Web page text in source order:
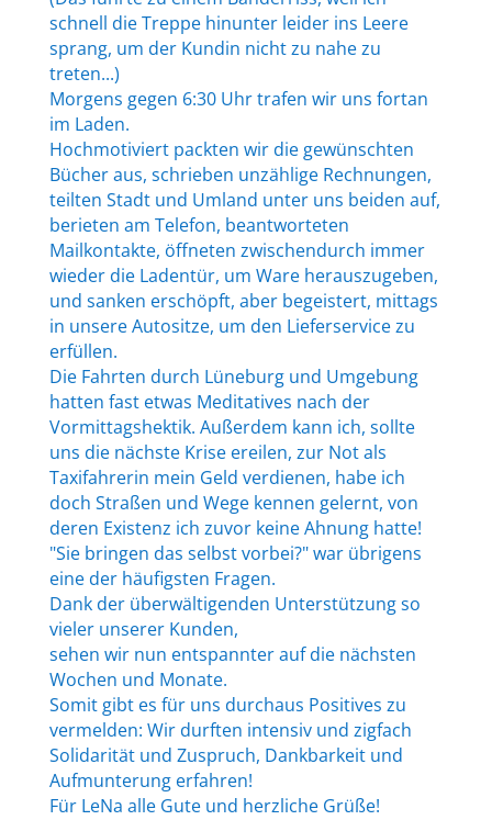
schnell die Treppe hinunter leider ins Leere
sprang, um der Kundin nicht zu nahe zu
treten...)
Morgens gegen 6:30 Uhr trafen wir uns fortan
im Laden.
Hochmotiviert packten wir die gewünschten
Bücher aus, schrieben unzählige Rechnungen,
teilten Stadt und Umland unter uns beiden auf,
berieten am Telefon, beantworteten
Mailkontakte, öffneten zwischendurch immer
wieder die Ladentür, um Ware herauszugeben,
und sanken erschöpft, aber begeistert, mittags
in unsere Autositze, um den Lieferservice zu
erfüllen.
Die Fahrten durch Lüneburg und Umgebung
hatten fast etwas Meditatives nach der
Vormittagshektik. Außerdem kann ich, sollte
uns die nächste Krise ereilen, zur Not als
Taxifahrerin mein Geld verdienen, habe ich
doch Straßen und Wege kennen gelernt, von
deren Existenz ich zuvor keine Ahnung hatte!
"Sie bringen das selbst vorbei?" war übrigens
eine der häufigsten Fragen.
Dank der überwältigenden Unterstützung so
vieler unserer Kunden,
sehen wir nun entspannter auf die nächsten
Wochen und Monate.
Somit gibt es für uns durchaus Positives zu
vermelden: Wir durften intensiv und zigfach
Solidarität und Zuspruch, Dankbarkeit und
Aufmunterung erfahren!
Für LeNa alle Gute und herzliche Grüße!